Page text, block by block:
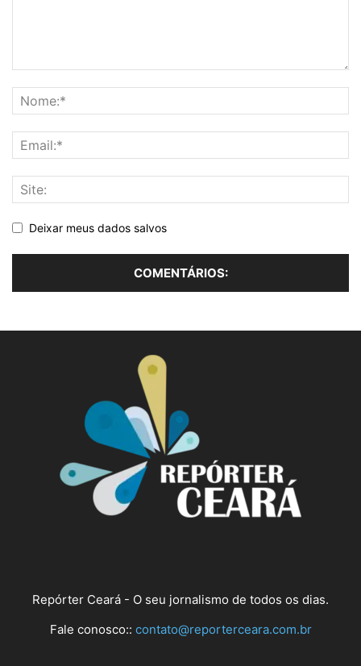
Deixar meus dados salvos
Repórter Ceará - O seu jornalismo de todos os dias.
Fale conosco:: contato@reporterceara.com.br